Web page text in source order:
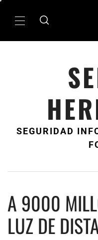
MenÃº
SEGURIDAD
A 9000
LUZ DE